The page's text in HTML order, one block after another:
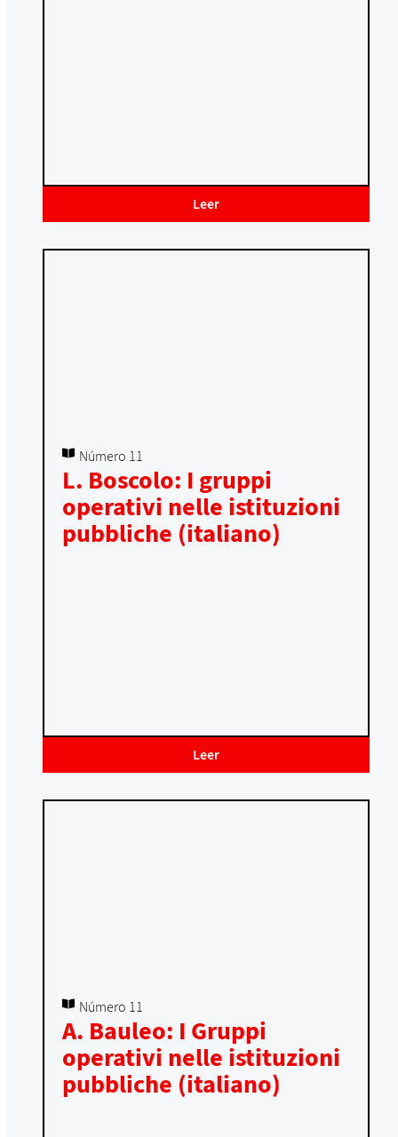
Leer
Número 11
L. Boscolo: I gruppi
operativi nelle istituzioni
pubbliche (italiano)
Leer
Número 11
A. Bauleo: I Gruppi
operativi nelle istituzioni
pubbliche (italiano)